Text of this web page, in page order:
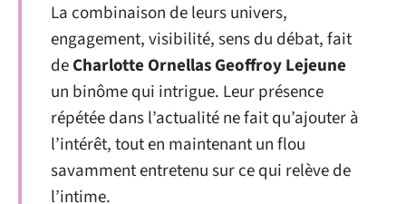
La combinaison de leurs univers,
engagement, visibilité, sens du débat, fait
deCharlotte Ornellas Geoffroy Lejeune
un binôme qui intrigue. Leur présence
répétée dans l’actualité ne fait qu’ajouter à
l’intérêt, tout en maintenant un flou
savamment entretenu sur ce qui relève de
l’intime.